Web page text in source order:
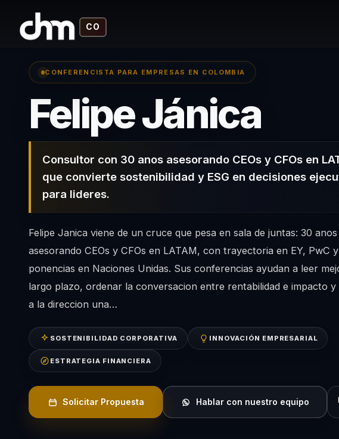
CO
CONFERENCISTA PARA EMPRESAS EN COLOMBIA
Felipe Jánica–
Consultor con 30 anos asesorando CEOs y CFOs en
que convierte sostenibilidad y ESG en decisiones
para lideres.
Felipe Janica viene de un cruce que pesa en sala de juntas: 30 anos
asesorando CEOs y CFOs en LATAM, con trayectoria en EY, PwC y
ponencias en Naciones Unidas. Sus conferencias ayudan a leer
largo plazo, ordenar la conversacion entre rentabilidad e impacto y
a la direccion una…
SOSTENIBILIDAD CORPORATIVA INNOVACIÓN EMPRESARIAL
ESTRATEGIA FINANCIERA
Solicitar Propuesta Hablar con nuestro equipo